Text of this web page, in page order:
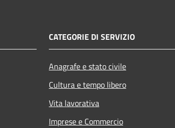
CATEGORIE DI SERVIZIO
Anagrafe e stato civile
Cultura e tempo libero
Vita lavorativa
Imprese e Commercio